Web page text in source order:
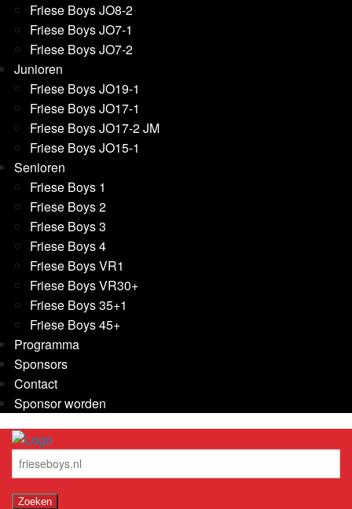
Friese Boys JO8-2
Friese Boys JO7-1
Friese Boys JO7-2
Junioren
Friese Boys JO19-1
Friese Boys JO17-1
Friese Boys JO17-2 JM
Friese Boys JO15-1
Senioren
Friese Boys 1
Friese Boys 2
Friese Boys 3
Friese Boys 4
Friese Boys VR1
Friese Boys VR30+
Friese Boys 35+1
Friese Boys 45+
Programma
Sponsors
Contact
Sponsor worden